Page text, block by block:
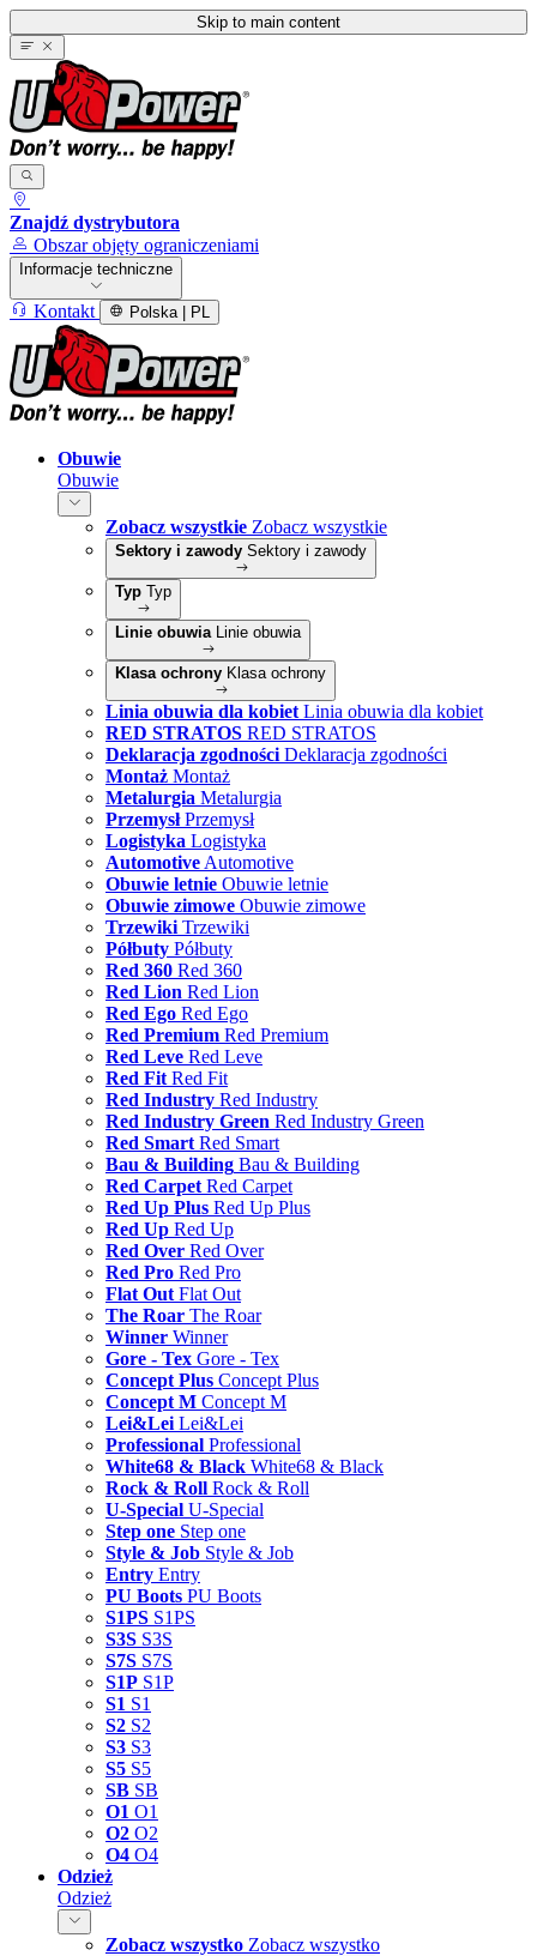
Skip to main content
Znajdź dystrybutora
Obszar objęty ograniczeniami
Informacje techniczne
Kontakt Polska | PL
Obuwie
Obuwie
Zobacz wszystkie Zobacz wszystkie
Sektory i zawody Sektory i zawody
Typ Typ
Linie obuwia Linie obuwia
Klasa ochrony Klasa ochrony
Linia obuwia dla kobiet Linia obuwia dla kobiet
RED STRATOS RED STRATOS
Deklaracja zgodności Deklaracja zgodności
Montaż Montaż
Metalurgia Metalurgia
Przemysł Przemysł
Logistyka Logistyka
Automotive Automotive
Obuwie letnie Obuwie letnie
Obuwie zimowe Obuwie zimowe
Trzewiki Trzewiki
Półbuty Półbuty
Red 360 Red 360
Red Lion Red Lion
Red Ego Red Ego
Red Premium Red Premium
Red Leve Red Leve
Red Fit Red Fit
Red Industry Red Industry
Red Industry Green Red Industry Green
Red Smart Red Smart
Bau & Building Bau & Building
Red Carpet Red Carpet
Red Up Plus Red Up Plus
Red Up Red Up
Red Over Red Over
Red Pro Red Pro
Flat Out Flat Out
The Roar The Roar
Winner Winner
Gore - Tex Gore - Tex
Concept Plus Concept Plus
Concept M Concept M
Lei&Lei Lei&Lei
Professional Professional
White68 & Black White68 & Black
Rock & Roll Rock & Roll
U-Special U-Special
Step one Step one
Style & Job Style & Job
Entry Entry
PU Boots PU Boots
S1PS S1PS
S3S S3S
S7S S7S
S1P S1P
S1 S1
S2 S2
S3 S3
S5 S5
SB SB
O1 O1
O2 O2
O4 O4
Odzież
Odzież
Zobacz wszystko Zobacz wszystko